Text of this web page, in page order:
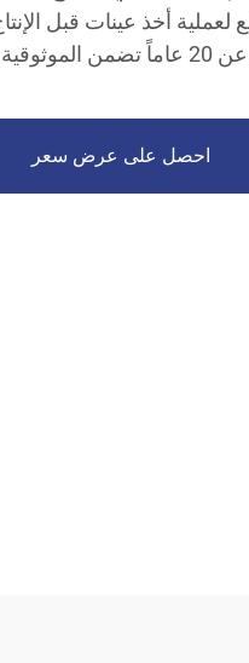
لعملية أخذ عينات قبل
في الخارج عند الحاجة.
احصل على عرض سعر